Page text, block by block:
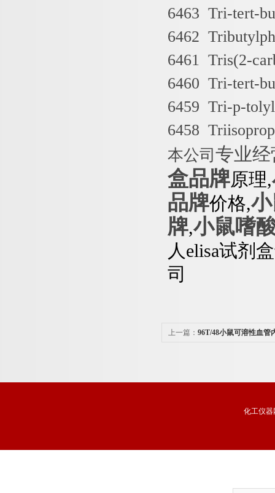
6463 Tri-tert-
6462
6461 Tris(2-
6460 Tri-tert-
6459 Tri-p-
6458
本公司 专业经
盒品牌原理,
品牌价格,
牌,小鼠嗜
人elisa试剂
司
上一篇： 96T/48小鼠可溶性血管
化工仪器